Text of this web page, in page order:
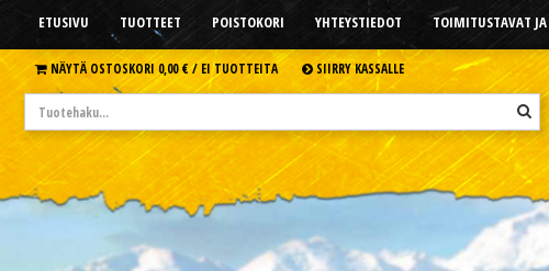
ETUSIVU TUOTTEET POISTOKORI YHTEYSTIEDOT TOIMITUSTAVAT
NÄYTÄ OSTOSKORI 0,00 € /EI TUOTTEITA SIIRRY KASSALLE